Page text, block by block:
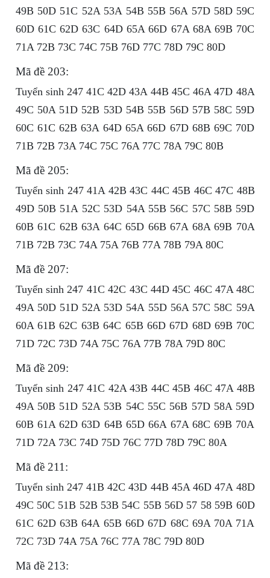
49B 50D 51C 52A 53A 54B 55B 56A 57D 58D 59C
60D 61C 62D 63C 64D 65A 66D 67A 68A 69B 70C
71A 72B 73C 74C 75B 76D 77C 78D 79C 80D
Mã đề 203:
Tuyển sinh 247 41C 42D 43A 44B 45C 46A 47D 48A
49C 50A 51D 52B 53D 54B 55B 56D 57B 58C 59D
60C 61C 62B 63A 64D 65A 66D 67D 68B 69C 70D
71B 72B 73A 74C 75C 76A 77C 78A 79C 80B
Mã đề 205:
Tuyển sinh 247 41A 42B 43C 44C 45B 46C 47C 48B
49D 50B 51A 52C 53D 54A 55B 56C 57C 58B 59D
60B 61C 62B 63A 64C 65D 66B 67A 68A 69B 70A
71B 72B 73C 74A 75A 76B 77A 78B 79A 80C
Mã đề 207:
Tuyển sinh 247 41C 42C 43C 44D 45C 46C 47A 48C
49A 50D 51D 52A 53D 54A 55D 56A 57C 58C 59A
60A 61B 62C 63B 64C 65B 66D 67D 68D 69B 70C
71D 72C 73D 74A 75C 76A 77B 78A 79D 80C
Mã đề 209:
Tuyển sinh 247 41C 42A 43B 44C 45B 46C 47A 48B
49A 50B 51D 52A 53B 54C 55C 56B 57D 58A 59D
60B 61A 62D 63D 64B 65D 66A 67A 68C 69B 70A
71D 72A 73C 74D 75D 76C 77D 78D 79C 80A
Mã đề 211:
Tuyển sinh 247 41B 42C 43D 44B 45A 46D 47A 48D
49C 50C 51B 52B 53B 54C 55B 56D 57 58 59B 60D
61C 62D 63B 64A 65B 66D 67D 68C 69A 70A 71A
72C 73D 74A 75A 76C 77A 78C 79D 80D
Mã đề 213: